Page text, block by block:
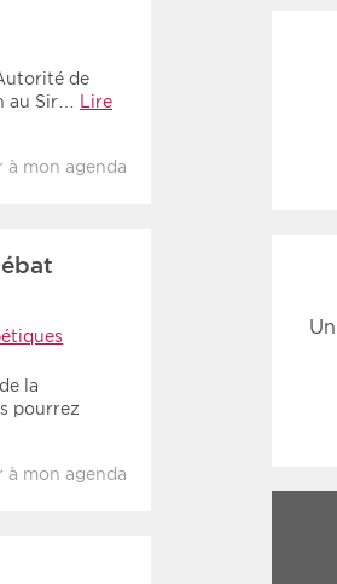
de
au Sir… Lire
à mon agenda
la
pourrez
à mon agenda